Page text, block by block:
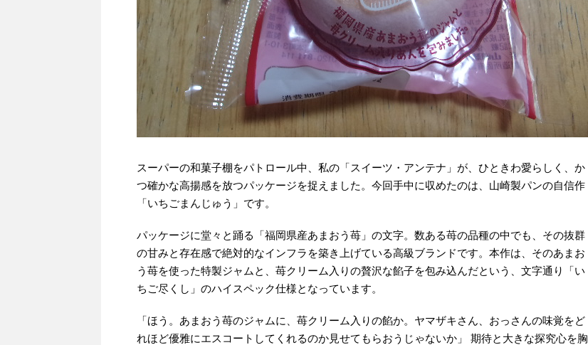
スーパーの和菓子棚をパトロール中、私の「スイーツ・アンテナ」が、ひときわ愛らしく、か
つ確かな高揚感を放つパッケージを捉えました。今回手中に収めたのは、山崎製パンの自信作
「いちごまんじゅう」です。
パッケージに堂々と踊る「福岡県産あまおう苺」の文字。数ある苺の品種の中でも、その抜群
の甘みと存在感で絶対的なインフラを築き上げている高級ブランドです。本作は、そのあまお
う苺を使った特製ジャムと、苺クリーム入りの贅沢な餡子を包み込んだという、文字通り「い
ちご尽くし」のハイスペック仕様となっています。
「ほう。あまおう苺のジャムに、苺クリーム入りの餡か。ヤマザキさん、おっさんの味覚をど
れほど優雅にエスコートしてくれるのか見せてもらおうじゃないか」 期待と大きな探究心を胸